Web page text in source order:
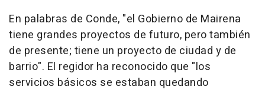
En palabras de Conde, "el Gobierno de Mairena
tiene grandes proyectos de futuro, pero también
de presente; tiene un proyecto de ciudad y de
barrio". El regidor ha reconocido que "los
servicios básicos se estaban quedando